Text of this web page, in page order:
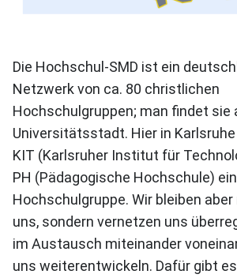
Die Hochschul-SMD ist ein
Netzwerk von ca. 80 christlichen
Hochschulgruppen; man findet sie
Universitätsstadt. Hier in
KIT (Karlsruher Institut für
PH (Pädagogische Hochschule)
Hochschulgruppe. Wir bleiben
uns, sondern vernetzen uns
im Austausch miteinander
uns weiterentwickeln. Dafür gibt